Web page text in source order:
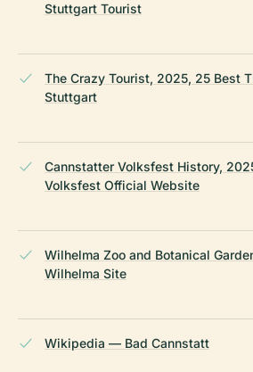
Stuttgart Tourist
The Crazy Tourist, 2025, 25 Best
Stuttgart
Cannstatter Volksfest History,
Volksfest Official Website
Wilhelma Zoo and Botanical
Wilhelma Site
Wikipedia — Bad Cannstatt